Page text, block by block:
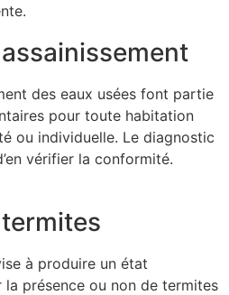
des eaux usées font partie
pour toute habitation
ou individuelle. Le diagnostic
vérifier la conformité.
à produire un état
présence ou non de termites